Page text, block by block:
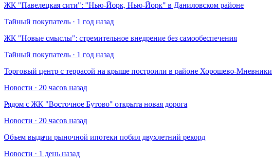
​ЖК "Павелецкая сити": "Нью-Йорк, Нью-Йорк" в Даниловском районе
Тайный покупатель · 1 год назад
​ЖК "Новые смыслы": стремительное внедрение без самообеспечения
Тайный покупатель · 1 год назад
Торговый центр с террасой на крыше построили в районе Хорошево-Мневники
Новости · 20 часов назад
Рядом с ЖК "Восточное Бутово" открыта новая дорога
Новости · 20 часов назад
Объем выдачи рыночной ипотеки побил двухлетний рекорд
Новости · 1 день назад